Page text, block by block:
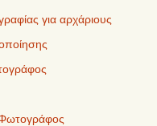
για αρχάριους